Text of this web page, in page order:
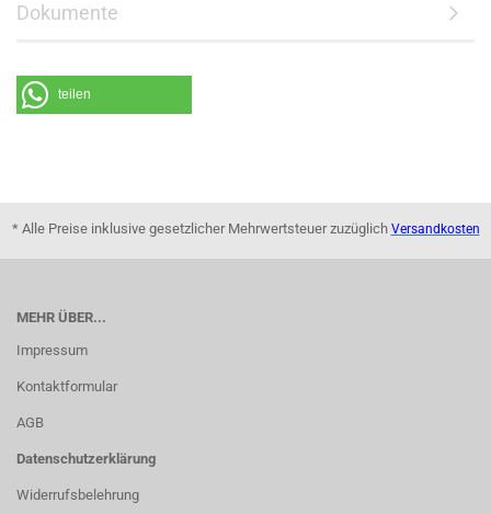
Dokumente
teilen
* Alle Preise inklusive gesetzlicher Mehrwertsteuer zuzüglich Versandkosten
MEHR ÜBER...
Impressum
Kontaktformular
AGB
Datenschutzerklärung
Widerrufsbelehrung